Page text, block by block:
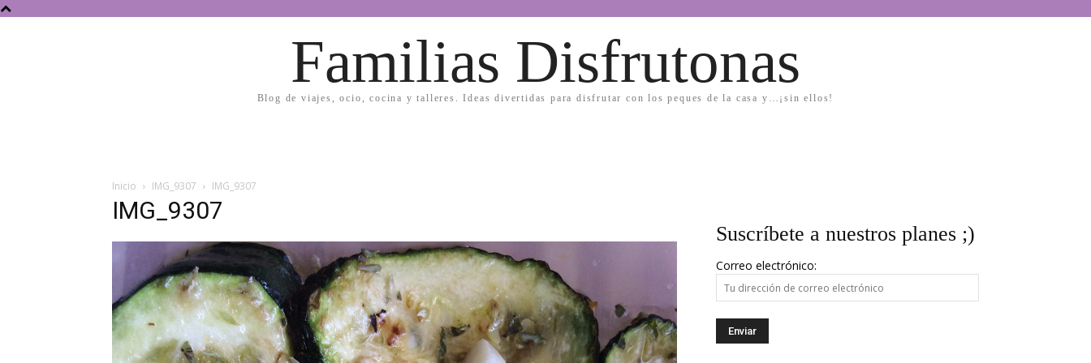
Familias Disfrutonas
Blog de viajes, ocio, cocina y talleres. Ideas divertidas para disfrutar con los peques de la casa y…¡sin ellos!
Inicio IMG_9307 IMG_9307
IMG_9307
Suscríbete a nuestros planes ;)
Correo electrónico: